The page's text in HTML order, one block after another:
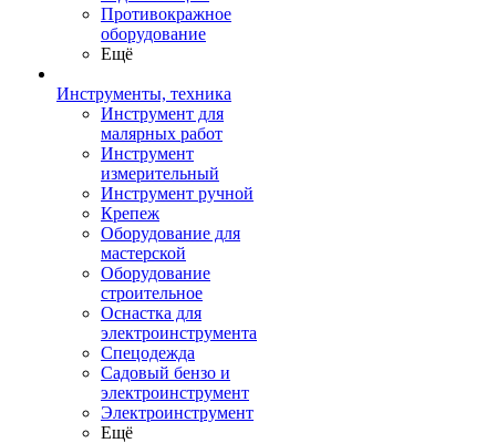
Противокражное
оборудование
Ещё
Инструменты, техника
Инструмент для
малярных работ
Инструмент
измерительный
Инструмент ручной
Крепеж
Оборудование для
мастерской
Оборудование
строительное
Оснастка для
электроинструмента
Спецодежда
Садовый бензо и
электроинструмент
Электроинструмент
Ещё